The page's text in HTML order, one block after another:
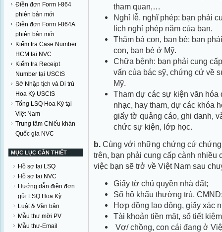
Điền đơn Form I-864
phiên bản mới
Điền đơn Form I-864A
phiên bản mới
Kiểm tra Case Number
HCM tại NVC
Kiểm tra Receipt
Number tại USCIS
Sở Nhập tịch và Di trú
Hoa Kỳ USCIS
Tổng LSQ Hoa Kỳ tại
Việt Nam
Trung tâm Chiếu khán
Quốc gia NVC
MỤC LỤC CẦN THIẾT
Hồ sơ tại LSQ
Hồ sơ tại NVC
Hướng dẫn điền đơn
gửi LSQ Hoa Kỳ
Luật & Văn bản
Mẫu thư mời PV
Mẫu thư-Email
tham quan,…
Nghỉ lễ, nghĩ phép: bạn phải
lịch nghỉ phép năm của bạn.
Thăm bà con, bạn bè: bạn
con, bạn bè ở Mỹ.
Chữa bệnh: bạn phải cung
vấn của bác sỹ, chứng cứ về
Mỹ.
Tham dự các sự kiện văn
nhạc, hay tham, dự các khóa
giấy tờ quảng cáo, ghi danh,
chức sự kiện, lớp học.
b. Cùng với những chứng cứ
trên, bạn phải cung cấp cành
việc bạn sẽ trở về Việt Nam sau
Giấy tờ chủ quyền nhà đất;
Sổ hộ khẩu thường trú,
Hợp đồng lao động, giấy xác
Tài khoản tiền mặt, sổ tiết
Vợ/ chồng, con cái đang ở